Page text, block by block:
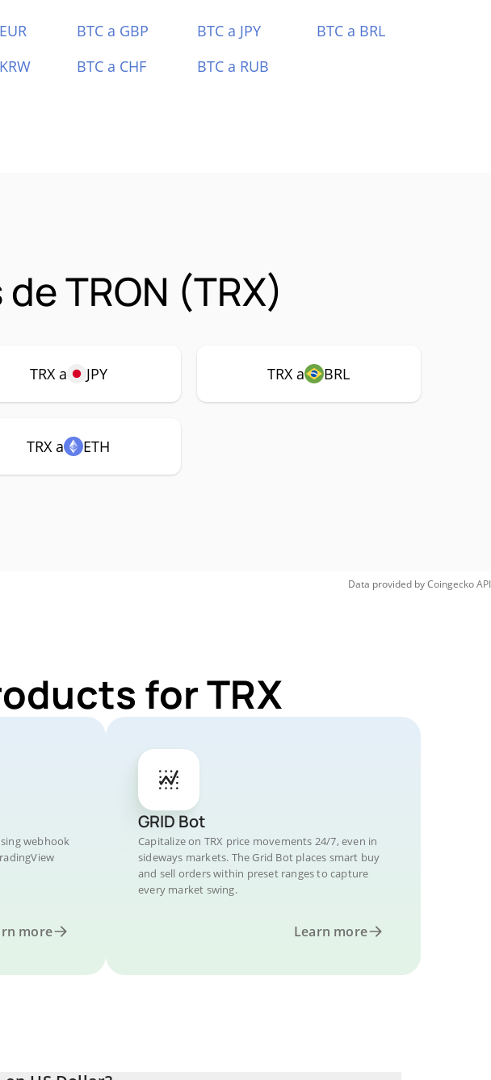
BTC a GBP BTC a JPY
BTC a BRL
BTC a CHF BTC a RUB
TRON (TRX)
TRX a JPY TRX a BRL
TRX a ETH
Data provided byCoingeckoAPI
for TRX
webhook
more
GRID Bot
Capitalize on TRX price movements 24/7, even in
sideways markets. The Grid Bot places smart buy
and sell orders within preset ranges to capture
every market swing.
Learn more